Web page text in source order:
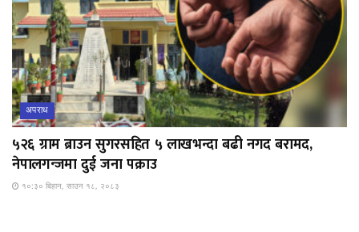
अपराध
५२६ ग्राम ब्राउन सुगरसहित ५ लाखभन्दा बढी नगद बरामद,
नेपालगन्जमा दुई जना पक्राउ
१०:३० बिहान, साउन १८, २०८३